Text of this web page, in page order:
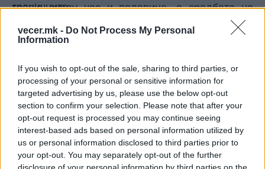
vecer.mk - Do Not Process My Personal
Information
If you wish to opt-out of the sale, sharing to third parties, or
processing of your personal or sensitive information for
targeted advertising by us, please use the below opt-out
section to confirm your selection. Please note that after your
opt-out request is processed you may continue seeing
interest-based ads based on personal information utilized by
us or personal information disclosed to third parties prior to
your opt-out. You may separately opt-out of the further
disclosure of your personal information by third parties on the
траеја околу час и половина, а средбата на
двајцата лидери траеше два и пол часа,
подолго од планираното.
доследната и постојана поддршка на Северна
Кореја, вклучително и поддршката на „руската
специјална воена операција“.